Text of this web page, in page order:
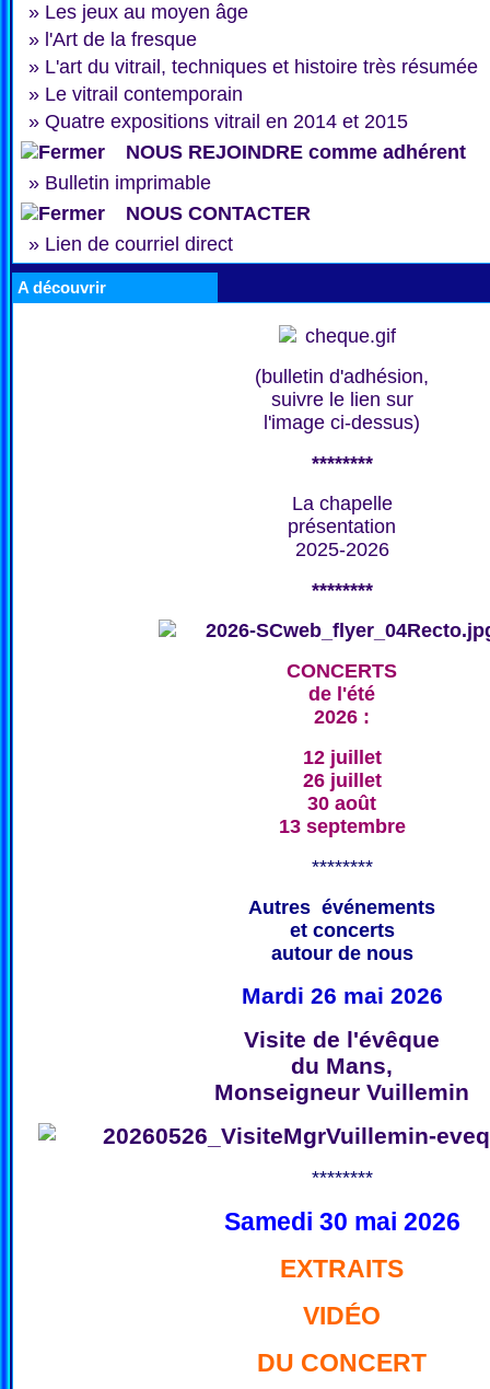
» Les jeux au moyen âge
» l'Art de la fresque
» L'art du vitrail, techniques et histoire très résumée
» Le vitrail contemporain
» Quatre expositions vitrail en 2014 et 2015
NOUS REJOINDRE comme adhérent
» Bulletin imprimable
NOUS CONTACTER
» Lien de courriel direct
A découvrir
(bulletin d'adhésion,
suivre le lien sur
l'image ci-dessus)
********
La chapelle
présentation
2025-2026
********
CONCERTS
de l'été
2026 :
12 juillet
26 juillet
30 août
13 septembre
********
Autres événements
et concerts
autour de nous
Mardi 26 mai 2026
Visite de l'évêque
du Mans,
Monseigneur Vuillemin
********
Samedi 30 mai 2026
EXTRAITS
VIDÉO
DU CONCERT